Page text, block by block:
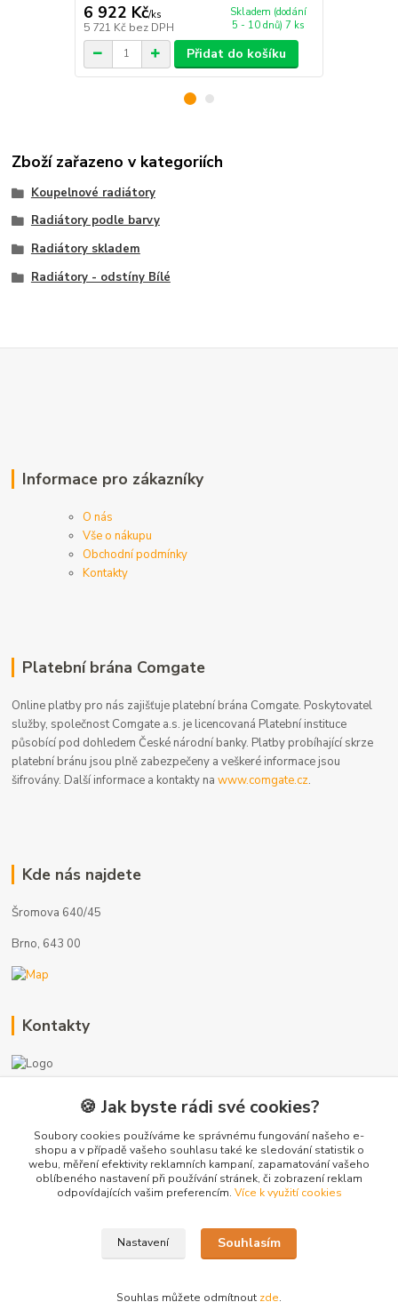
6 922 Kč/ks
5 721 Kč bez DPH
Skladem (dodání
5 - 10 dnů) 7 ks
Přidat do košíku
Zboží zařazeno v kategoriích
Koupelnové radiátory
Radiátory podle barvy
Radiátory skladem
Radiátory - odstíny Bílé
Informace pro zákazníky
O nás
Vše o nákupu
Obchodní podmínky
Kontakty
Platební brána Comgate
Online platby pro nás zajišťuje platební brána Comgate. Poskytovatel
služby, společnost Comgate a.s. je licencovaná Platební instituce
působící pod dohledem České národní banky. Platby probíhající skrze
platební bránu jsou plně zabezpečeny a veškeré informace jsou
šifrovány. Další informace a kontakty nawww.comgate.cz.
Kde nás najdete
Šromova 640/45
Brno, 643 00
Kontakty
+420 775 872 753
info@radiatory-skladem.cz
Copyright 2020-2025 © Sanitrade s.r.o. Všechna práva vyhrazena.
🍪 Jak byste rádi své cookies?
Soubory cookies používáme ke správnému fungování našeho e-
shopu a v případě vašeho souhlasu také ke sledování statistik o
webu, měření efektivity reklamních kampaní, zapamatování vašeho
oblíbeného nastavení při používání stránek, či zobrazení reklam
odpovídajících vašim preferencím. Více k využití cookies
Nastavení Souhlasím
Souhlas můžete odmítnout zde.